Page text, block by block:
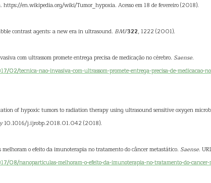
en.wikipedia.org/wiki/Tumor_hypoxia. Acesso em 18 de fevereiro (2018).
contrast agents: a new era in ultrasound. BMJ322, 1222 (2001).
com ultrassom promete entrega precisa de medicação no cérebro. Saense.
02/tecnica-nao-invasiva-com-ultrassom-promete-entrega-precisa-de-medicacao-
of hypoxic tumors to radiation therapy using ultrasound sensitive oxygen
10.1016/j.ijrobp.2018.01.042 (2018).
o efeito da imunoterapia no tratamento do câncer metastático. Saense.
08/nanoparticulas-melhoram-o-efeito-da-imunoterapia-no-tratamento-do-cancer-